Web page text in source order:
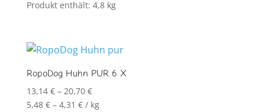
Produkt enthält: 4,8 kg
RopoDog Huhn PUR 6 X
13,14 €– 20,70 €
5,48 €– 4,31 €/ kg